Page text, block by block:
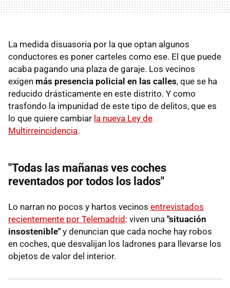
La medida disuasoria por la que optan algunos
conductores es poner carteles como ese. El que puede
acaba pagando una plaza de garaje. Los vecinos
exigen más presencia policial en las calles, que se ha
reducido drásticamente en este distrito. Y como
trasfondo la impunidad de este tipo de delitos, que es
lo que quiere cambiar la nueva Ley de
Multirreincidencia.
"Todas las mañanas ves coches
reventados por todos los lados"
Lo narran no pocos y hartos vecinos entrevistados
recientemente por Telemadrid : viven una "situación
insostenible" y denuncian que cada noche hay robos
en coches, que desvalijan los ladrones para llevarse los
objetos de valor del interior.